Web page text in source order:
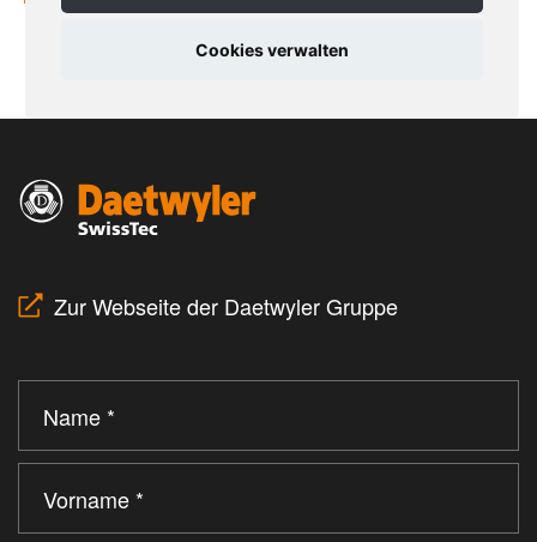
Zur Webseite der Daetwyler Gruppe